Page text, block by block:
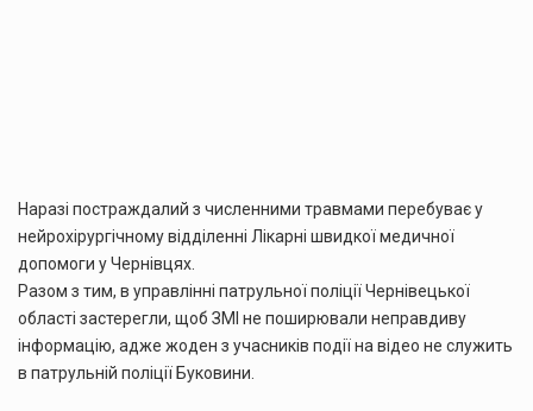
Наразі постраждалий з численними травмами перебуває у
нейрохірургічному відділенні Лікарні швидкої медичної
допомоги у Чернівцях.
Разом з тим, в управлінні патрульної поліції Чернівецької
області застерегли, щоб ЗМІ не поширювали неправдиву
інформацію, адже жоден з учасників події на відео не служить
в патрульній поліції Буковини.